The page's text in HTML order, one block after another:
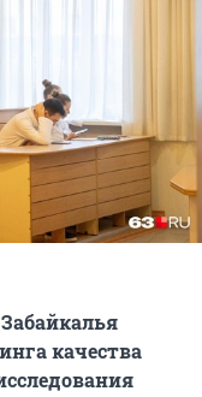
качества